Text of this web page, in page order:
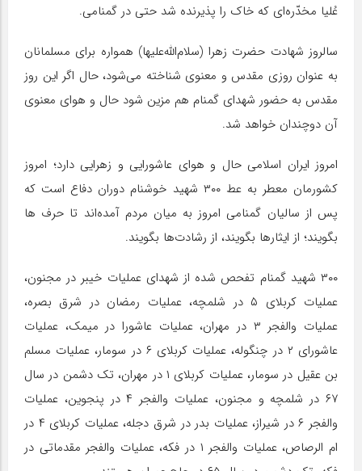
عُلیا مخدّره‌ای که خاک را پذیرنده شد حتی در گمنامی.
سالروز شهادت حضرت زهرا (سلام‌الله‌علیها) همواره برای مسلمانان
به عنوان روزی مقدس و معنوی شناخته می‌شود، حال اگر این روز
مقدس به حضور شهدای گمنام هم مزین شود حال و هوای معنوی
آن دوچندان خواهد شد.
امروز ایران اسلامی حال و هوای عاشورایی و زهرایی دارد؛ امروز
کشورمان معطر به عط ۳۰۰ شهید خوشنام دوران دفاع است که
پس از سالیان گمنامی امروز به میان مردم آمده‌اند تا حرف ها
بگویند؛ از ایثارها بگویند، از رشادت‌ها بگویند.
۳۰۰ شهید گمنام تفحص شده از شهدای عملیات خیبر در مجنون،
عملیات کربلای ۵ در شلمچه، عملیات رمضان در شرق بصره،
عملیات والفجر ۳ در مهران، عملیات عاشورا در میمک، عملیات
عاشورای ۲ در چنگوله، عملیات کربلای ۶ در سومار، عملیات مسلم
بن عقیل در سومار، عملیات کربلای ۱ در مهران، تک دشمن در سال
۶۷ در شلمچه و مجنون، عملیات والفجر ۴ در پنجوین، عملیات
والفجر ۶ در شیراز، عملیات بدر در شرق دجله، عملیات کربلای ۴ در
ام الرصاص، عملیات والفجر ۱ در فکه، عملیات والفجر مقدماتی در